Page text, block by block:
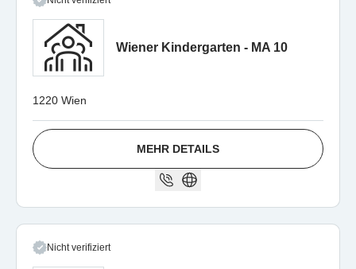
Wiener Kindergarten - MA 10
1220 Wien
MEHR DETAILS
Nicht verifiziert